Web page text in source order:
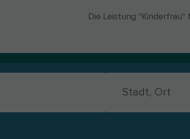
Die Leistung "Kinderfrau"